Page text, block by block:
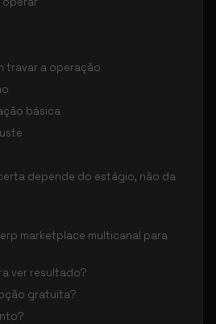
travar a operação
básica
depende do estágio, não da
marketplace multicanal para
ver resultado?
gratuita?